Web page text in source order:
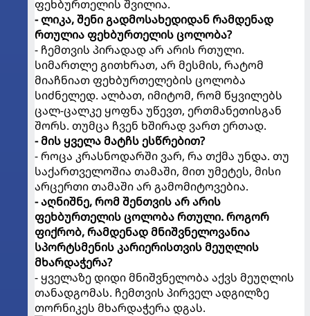
ფეხბურთელის შვილია.
- ლიკა, შენი გადმოსახედიდან რამდენად
რთულია ფეხბურთელის ცოლობა?
- ჩემთვის პირადად არ არის რთული.
სიმართლე გითხრათ, არ მესმის, რატომ
მიაჩნიათ ფეხბურთელების ცოლობა
სიძნელედ. ალბათ, იმიტომ, რომ წყვილებს
ცალ-ცალკე ყოფნა უწევთ, ერთმანეთისგან
შორს. თუმცა ჩვენ ხშირად ვართ ერთად.
- მის ყველა მატჩს ესწრებით?
- როცა კრასნოდარში ვარ, რა თქმა უნდა. თუ
საქართველოშია თამაში, მით უმეტეს, მისი
არცერთი თამაში არ გამომიტოვებია.
- აღნიშნე, რომ შენთვის არ არის
ფეხბურთელის ცოლობა რთული. როგორ
ფიქრობ, რამდენად მნიშვნელოვანია
სპორტსმენის კარიერისთვის მეუღლის
მხარდაჭერა?
- ყველაზე დიდი მნიშვნელობა აქვს მეუღლის
თანადგომას. ჩემთვის პირველ ადგილზე
თორნიკეს მხარდაჭერა დგას.